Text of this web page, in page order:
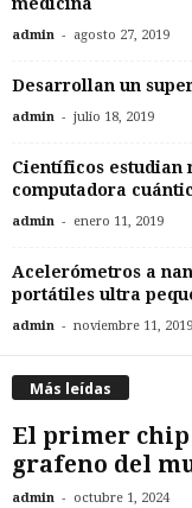
admin - agosto 27, 2019
Desarrollan un
admin - julio 18, 2019
Científicos estudian
computadora
admin - enero 11, 2019
Acelerómetros a
portátiles ultra
admin - noviembre 11, 2019
Más leídas
El primer chip
grafeno del
admin - octubre 1, 2024